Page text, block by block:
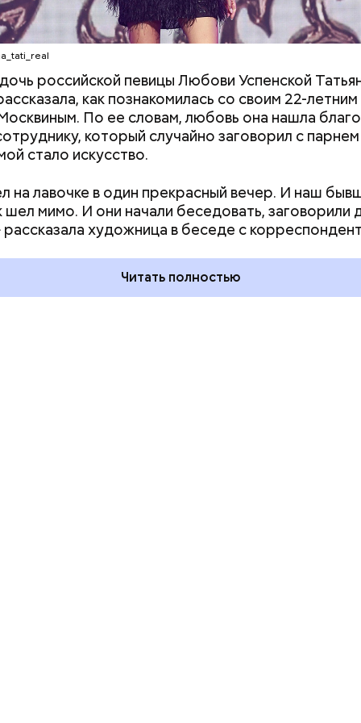
День поцелуев
праздники
и мире 3
День собирания звезд и
Международный день
холостяка: какие праздники
отмечают в России и мире 7
августа
российской певицы Любови Успенской
как познакомилась со своим 22-
По ее словам, любовь она нашла
который случайно заговорил с парнем
стало искусство.
на лавочке в один прекрасный вечер. И наш
шел мимо. И они начали беседовать, заговорили
художница в беседе с
Читать полностью